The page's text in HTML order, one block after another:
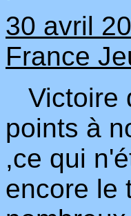
30 avril
France
Victoire
points à
,ce qui
encore le